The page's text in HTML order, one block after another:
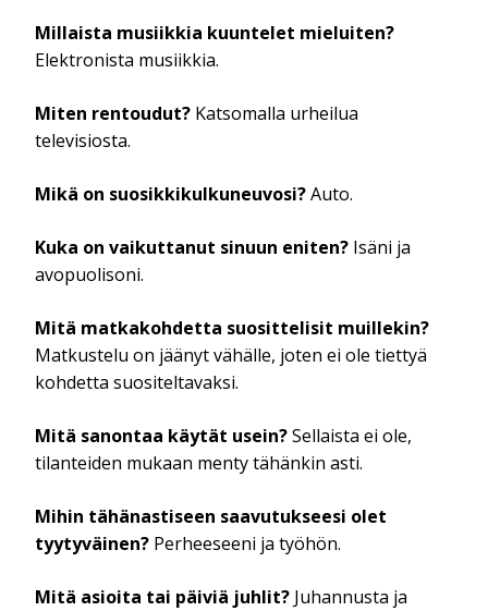
Millaista musiikkia kuuntelet mieluiten?
Elektronista musiikkia.
Miten rentoudut? Katsomalla urheilua
televisiosta.
Mikä on suosikkikulkuneuvosi?Auto.
Kuka on vaikuttanut sinuun eniten? Isäni ja
avopuolisoni.
Mitä matkakohdetta suosittelisit muillekin?
Matkustelu on jäänyt vähälle, joten ei ole tiettyä
kohdetta suositeltavaksi.
Mitä sanontaa käytät usein?Sellaista ei ole,
tilanteiden mukaan menty tähänkin asti.
Mihin tähänastiseen saavutukseesi olet
tyytyväinen? Perheeseeni ja työhön.
Mitä asioita tai päiviä juhlit? Juhannusta ja